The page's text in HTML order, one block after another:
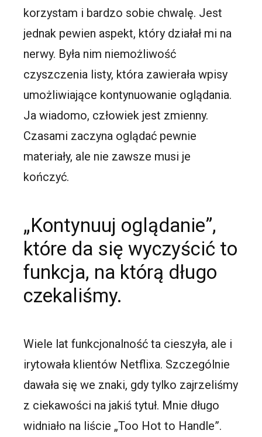
korzystam i bardzo sobie chwalę. Jest
jednak pewien aspekt, który działał mi na
nerwy. Była nim niemożliwość
czyszczenia listy, która zawierała wpisy
umożliwiające kontynuowanie oglądania.
Ja wiadomo, człowiek jest zmienny.
Czasami zaczyna oglądać pewnie
materiały, ale nie zawsze musi je
kończyć.
„Kontynuuj oglądanie”,
które da się wyczyścić to
funkcja, na którą długo
czekaliśmy.
Wiele lat funkcjonalność ta cieszyła, ale i
irytowała klientów Netflixa. Szczególnie
dawała się we znaki, gdy tylko zajrzeliśmy
z ciekawości na jakiś tytuł. Mnie długo
widniało na liście „Too Hot to Handle”.